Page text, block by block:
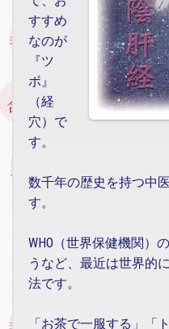
すすめ
なのが
『ツ
ボ』
（経
穴）で
す。
数千年の歴史を持つ中
す。
WHO（世界保健機関）
うなど、最近は世界的
法です。
「お茶で一服する」「